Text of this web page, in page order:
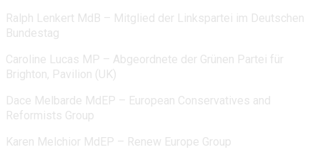
Ralph Lenkert MdB – Mitglied der Linkspartei im Deutschen
Bundestag
Caroline Lucas MP – Abgeordnete der Grünen Partei für
Brighton, Pavilion (UK)
Dace Melbarde MdEP – European Conservatives and
Reformists Group
Karen Melchior MdEP – Renew Europe Group